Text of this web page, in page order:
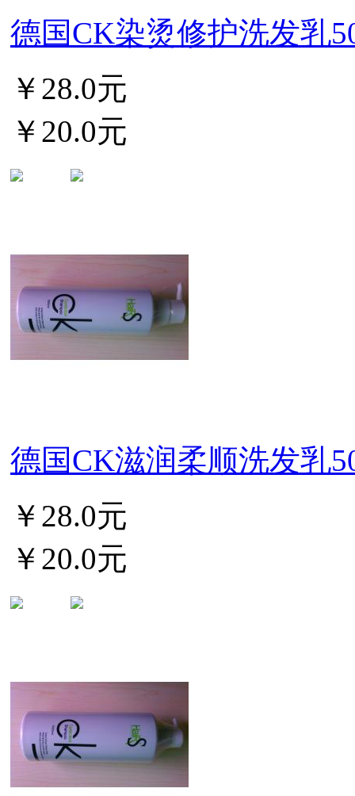
德国CK染烫修护洗发乳
￥28.0元
￥20.0元
德国CK滋润柔顺洗发乳
￥28.0元
￥20.0元